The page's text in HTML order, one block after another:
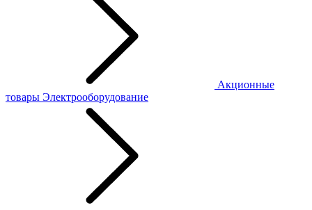
Акционные
товары Электрооборудование